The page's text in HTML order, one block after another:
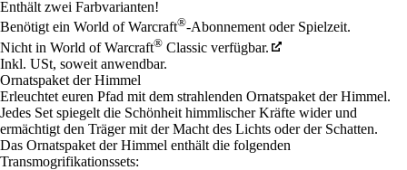
Product Notification
Enthält zwei Farbvarianten!
Preis
Available actions
Benötigt ein World of Warcraft®-Abonnement oder Spielzeit.
Nicht in World of Warcraft® Classic verfügbar.
Inkl. USt, soweit anwendbar.
Ornatspaket der Himmel
Erleuchtet euren Pfad mit dem strahlenden Ornatspaket der Himmel.
Jedes Set spiegelt die Schönheit himmlischer Kräfte wider und
ermächtigt den Träger mit der Macht des Lichts oder der Schatten.
Das Ornatspaket der Himmel enthält die folgenden
Transmogrifikationssets: